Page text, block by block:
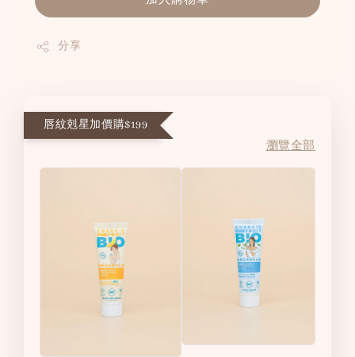
分享
唇紋剋星加價購$199
瀏覽全部